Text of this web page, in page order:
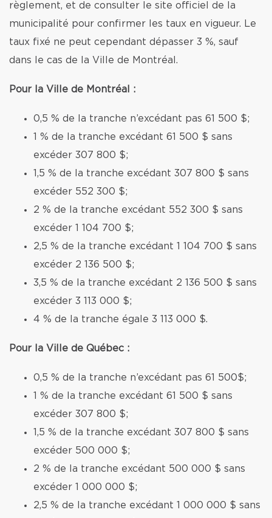
règlement, et de consulter le site officiel de la
municipalité pour confirmer les taux en vigueur. Le
taux fixé ne peut cependant dépasser 3 %, sauf
dans le cas de la Ville de Montréal.
Pour la Ville de Montréal :
0,5 % de la tranche n’excédant pas 61 500 $;
1 % de la tranche excédant 61 500 $ sans
excéder 307 800 $;
1,5 % de la tranche excédant 307 800 $ sans
excéder 552 300 $;
2 % de la tranche excédant 552 300 $ sans
excéder 1 104 700 $;
2,5 % de la tranche excédant 1 104 700 $ sans
excéder 2 136 500 $;
3,5 % de la tranche excédant 2 136 500 $ sans
excéder 3 113 000 $;
4 % de la tranche égale 3 113 000 $.
Pour la Ville de Québec :
0,5 % de la tranche n’excédant pas 61 500$;
1 % de la tranche excédant 61 500 $ sans
excéder 307 800 $;
1,5 % de la tranche excédant 307 800 $ sans
excéder 500 000 $;
2 % de la tranche excédant 500 000 $ sans
excéder 1 000 000 $;
2,5 % de la tranche excédant 1 000 000 $ sans